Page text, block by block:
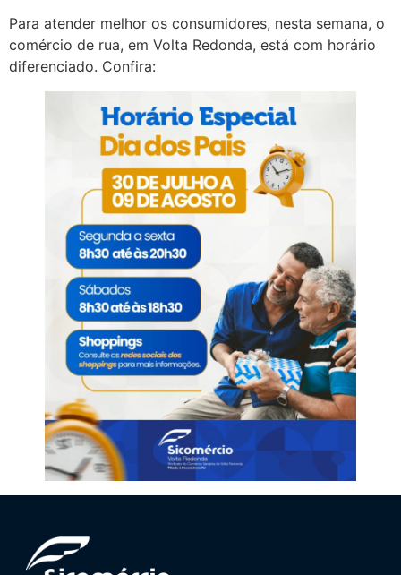
Para atender melhor os consumidores, nesta semana, o
comércio de rua, em Volta Redonda, está com horário
diferenciado. Confira: